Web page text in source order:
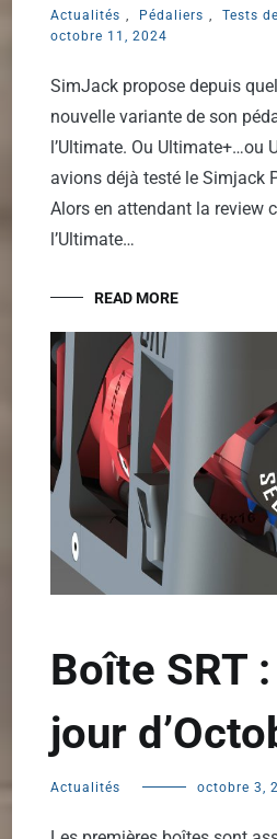
Actualités , Pédaliers ,
Tests
octobre 11, 2024
SimJack propose depuis
nouvelle variante de son
l’Ultimate. Ou Ultimate+…ou
avions déjà testé le Simjack
Alors en attendant la review
l’Ultimate…
READ MORE
Boîte SRT
jour
Actualités octobre 3,